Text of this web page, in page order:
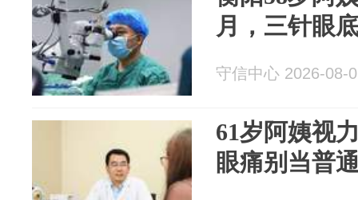
月，三针眼
守信中心 2026-08-
61岁阿姨视
眼痛别当普